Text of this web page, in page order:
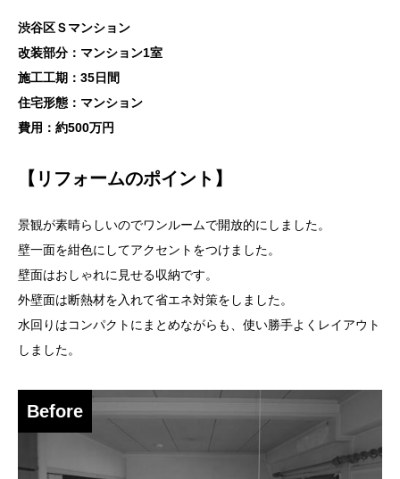
渋谷区Ｓマンション
改装部分：マンション1室
施工工期：35日間
住宅形態：マンション
費用：約500万円
【リフォームのポイント】
景観が素晴らしいのでワンルームで開放的にしました。
壁一面を紺色にしてアクセントをつけました。
壁面はおしゃれに見せる収納です。
外壁面は断熱材を入れて省エネ対策をしました。
水回りはコンパクトにまとめながらも、使い勝手よくレイアウト
しました。
Before